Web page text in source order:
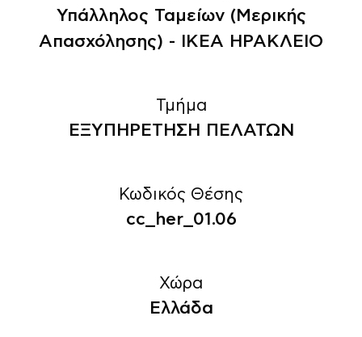
Υπάλληλος Ταμείων (Μερικής
Απασχόλησης) - ΙΚΕΑ ΗΡΑΚΛΕΙΟ
Τμήμα
ΕΞΥΠΗΡΕΤΗΣΗ ΠΕΛΑΤΩΝ
Κωδικός Θέσης
cc_her_01.06
Χώρα
Ελλάδα